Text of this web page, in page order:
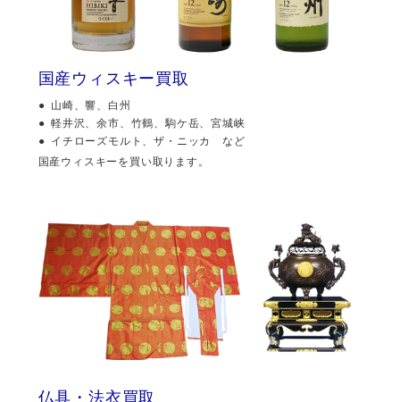
国産ウィスキー買取
山崎、響、白州
軽井沢、余市、竹鶴、駒ケ岳、宮城峡
イチローズモルト、ザ・ニッカ など
国産ウィスキーを買い取ります。
仏具・法衣買取